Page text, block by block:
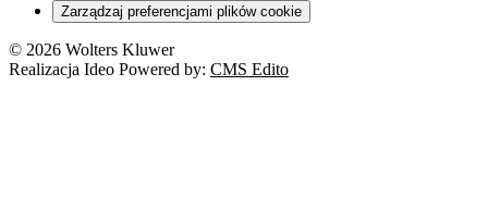
Zarządzaj preferencjami plików cookie
© 2026 Wolters Kluwer
Realizacja Ideo Powered by: CMS Edito